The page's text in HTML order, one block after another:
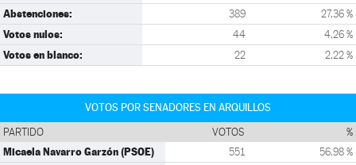
Abstenciones: 389 27,36 %
Votos nulos: 44 4,26 %
Votos en blanco: 22 2,22 %
VOTOS POR SENADORES EN ARQUILLOS
PARTIDO VOTOS %
Micaela Navarro Garzón (PSOE) 551 56,98 %